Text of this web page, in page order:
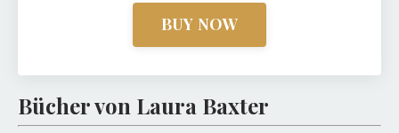
BUY NOW
Bücher von Laura Baxter